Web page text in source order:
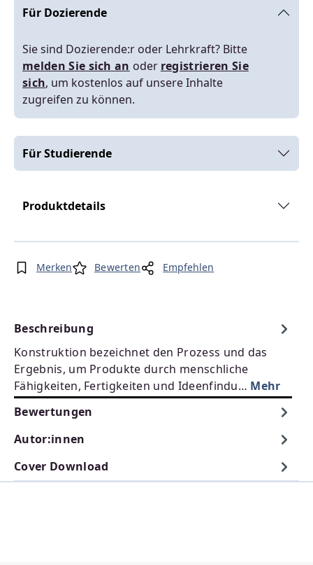
Für Dozierende
Sie sind Dozierende:r oder Lehrkraft? Bitte
melden Sie sich an oder registrieren Sie
sich, um kostenlos auf unsere Inhalte
zugreifen zu können.
Für Studierende
Produktdetails
Merken Bewerten Empfehlen
Beschreibung
Konstruktion bezeichnet den Prozess und das
Ergebnis, um Produkte durch menschliche
Fähigkeiten, Fertigkeiten und Ideenfindu… Mehr
Bewertungen
Autor:innen
Cover Download